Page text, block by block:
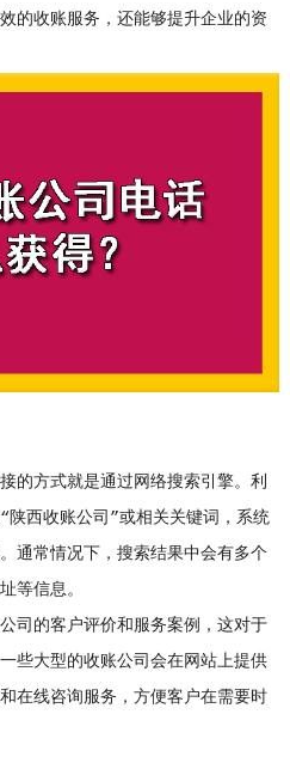
的收账服务，还能够提升企业的资
方式就是通过网络搜索引擎。利
陕西收账公司”或相关关键词，系统
通常情况下，搜索结果中会有多个
等信息。
的客户评价和服务案例，这对于
些大型的收账公司会在网站上提供
在线咨询服务，方便客户在需要时